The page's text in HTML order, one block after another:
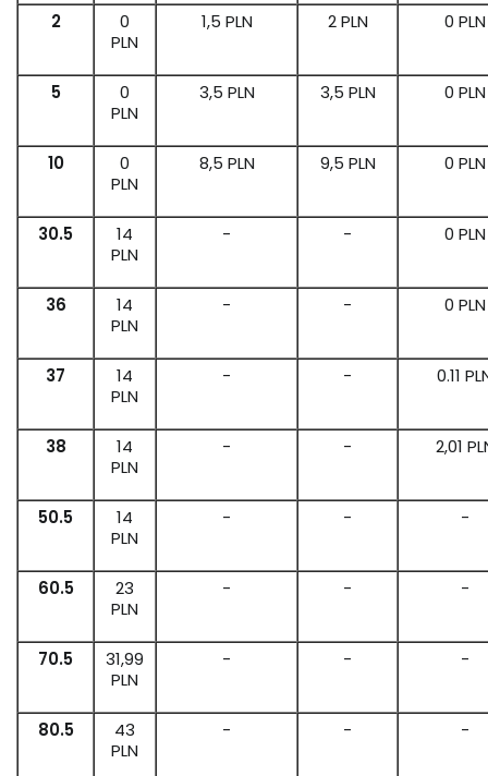
2
0
PLN
1,5 PLN 2 PLN 0 PLN
5
0
PLN
3,5 PLN 3,5 PLN 0 PLN
10
0
PLN
8,5 PLN 9,5 PLN 0 PLN
30.5
14
PLN
- - 0 PLN
36
14
PLN
- - 0 PLN
37
14
PLN
- - 0.11
38
14
PLN
- - 2,01
50.5
14
PLN
- - -
60.5
23
PLN
- - -
70.5
31,99
PLN
- - -
80.5
43
PLN
- - -